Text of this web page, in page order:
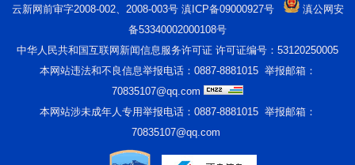
云新网前审字2008-002、2008-003号 滇ICP备09000927号
滇公网安
备53340002000108号
中华人民共和国互联网新闻信息服务许可证 许可证编号：53120250005
本网站违法和不良信息举报电话：0887-8881015 举报邮箱：
70835107@qq.com
本网站涉未成年人专用举报电话：0887-8881015 举报邮箱：
70835107@qq.com